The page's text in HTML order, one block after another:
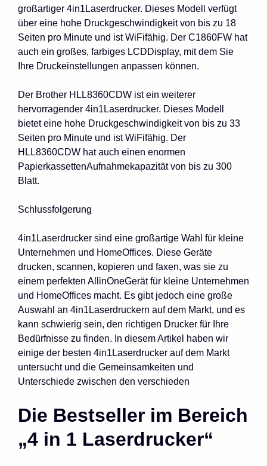
großartiger 4in1Laserdrucker. Dieses Modell verfügt
über eine hohe Druckgeschwindigkeit von bis zu 18
Seiten pro Minute und ist WiFifähig. Der C1860FW hat
auch ein großes, farbiges LCDDisplay, mit dem Sie
Ihre Druckeinstellungen anpassen können.
Der Brother HLL8360CDW ist ein weiterer
hervorragender 4in1Laserdrucker. Dieses Modell
bietet eine hohe Druckgeschwindigkeit von bis zu 33
Seiten pro Minute und ist WiFifähig. Der
HLL8360CDW hat auch einen enormen
PapierkassettenAufnahmekapazität von bis zu 300
Blatt.
Schlussfolgerung
4in1Laserdrucker sind eine großartige Wahl für kleine
Unternehmen und HomeOffices. Diese Geräte
drucken, scannen, kopieren und faxen, was sie zu
einem perfekten AllinOneGerät für kleine Unternehmen
und HomeOffices macht. Es gibt jedoch eine große
Auswahl an 4in1Laserdruckern auf dem Markt, und es
kann schwierig sein, den richtigen Drucker für Ihre
Bedürfnisse zu finden. In diesem Artikel haben wir
einige der besten 4in1Laserdrucker auf dem Markt
untersucht und die Gemeinsamkeiten und
Unterschiede zwischen den verschieden
Die Bestseller im Bereich
„4 in 1 Laserdrucker“